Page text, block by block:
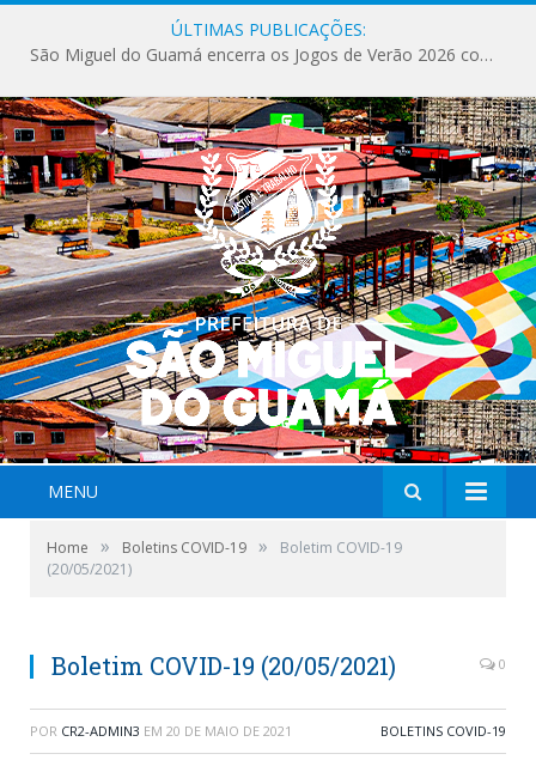
ÚLTIMAS PUBLICAÇÕES:
São Miguel do Guamá encerra os Jogos de Verão 2026 com sucesso de público e competições.
MENU
Home » Boletins COVID-19 »
Boletim COVID-19
(20/05/2021)
Boletim COVID-19 (20/05/2021) 0
POR CR2-ADMIN3 EM 20 DE MAIO DE 2021 BOLETINS COVID-19